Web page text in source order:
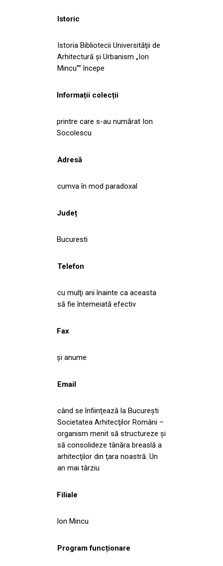
Istoric
Istoria Bibliotecii Universităţii de
Arhitectură şi Urbanism „Ion
Mincu”” începe
Informații colecții
printre care s-au numărat Ion
Socolescu
Adresă
cumva în mod paradoxal
Județ
Bucuresti
Telefon
cu mulţi ani înainte ca aceasta
să fie întemeiată efectiv
Fax
şi anume
Email
când se înfiinţează la Bucureşti
Societatea Arhitecţilor Români –
organism menit să structureze şi
să consolideze tânăra breaslă a
arhitecţilor din ţara noastră. Un
an mai târziu
Filiale
Ion Mincu
Program funcționare